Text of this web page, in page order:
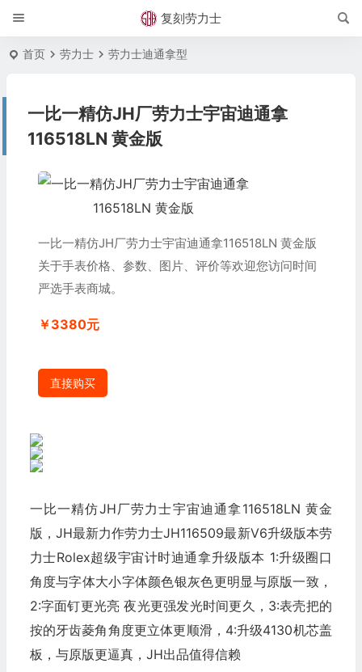
复刻劳力士
首页 劳力士 劳力士迪通拿型
一比一精仿JH厂劳力士宇宙迪通拿
116518LN 黄金版
一比一精仿JH厂劳力士宇宙迪通拿116518LN 黄金版
关于手表价格、参数、图片、评价等欢迎您访问时间
严选手表商城。
￥3380元
直接购买
一比一精仿JH厂劳力士宇宙迪通拿116518LN 黄金
版，JH最新力作劳力士JH116509最新V6升级版本劳
力士Rolex超级宇宙计时迪通拿升级版本 1:升级圈口
角度与字体大小字体颜色银灰色更明显与原版一致，
2:字面钉更光亮 夜光更强发光时间更久，3:表壳把的
按的牙齿菱角角度更立体更顺滑，4:升级4130机芯盖
板，与原版更逼真，JH出品值得信赖